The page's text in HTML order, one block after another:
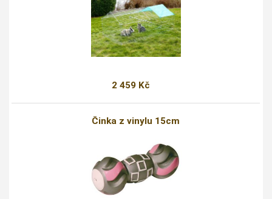
2 459 Kč
Činka z vinylu 15cm